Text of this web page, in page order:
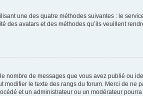
une des quatre méthodes suivantes : le
des avatars et des méthodes qu’ils veuillent
nombre de messages que vous avez publié ou
le texte des rangs du forum. Merci de ne
et un administrateur ou un modérateur